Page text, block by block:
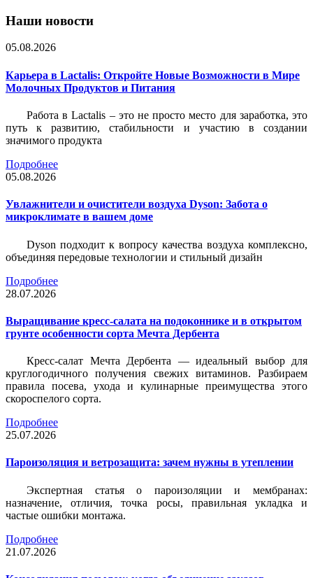
Наши новости
05.08.2026
Карьера в Lactalis: Откройте Новые Возможности в Мире
Молочных Продуктов и Питания
Работа в Lactalis – это не просто место для заработка, это
путь к развитию, стабильности и участию в создании
значимого продукта
Подробнее
05.08.2026
Увлажнители и очистители воздуха Dyson: Забота о
микроклимате в вашем доме
Dyson подходит к вопросу качества воздуха комплексно,
объединяя передовые технологии и стильный дизайн
Подробнее
28.07.2026
Выращивание кресс-салата на подоконнике и в открытом
грунте особенности сорта Мечта Дербента
Кресс-салат Мечта Дербента — идеальный выбор для
круглогодичного получения свежих витаминов. Разбираем
правила посева, ухода и кулинарные преимущества этого
скороспелого сорта.
Подробнее
25.07.2026
Пароизоляция и ветрозащита: зачем нужны в утеплении
Экспертная статья о пароизоляции и мембранах:
назначение, отличия, точка росы, правильная укладка и
частые ошибки монтажа.
Подробнее
21.07.2026